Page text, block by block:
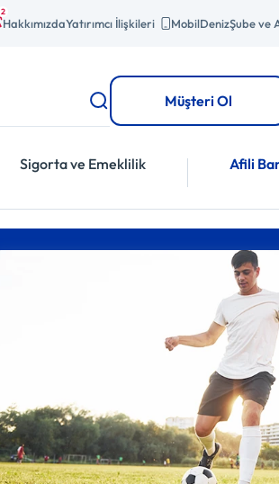
2
HakkımızdaYatırımcı İlişkileri MobilDenizŞube ve
Sigorta ve Emeklilik Afili
Müşteri Ol